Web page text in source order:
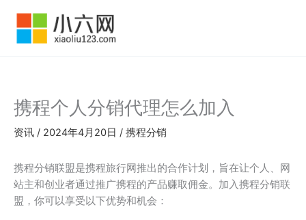
携程个人分销代理怎么加入
资讯 / 2024年4月20日 / 携程分销
携程分销联盟是携程旅行网推出的合作计划，旨在让个人、网
站主和创业者通过推广携程的产品赚取佣金。加入携程分销联
盟，你可以享受以下优势和机会：